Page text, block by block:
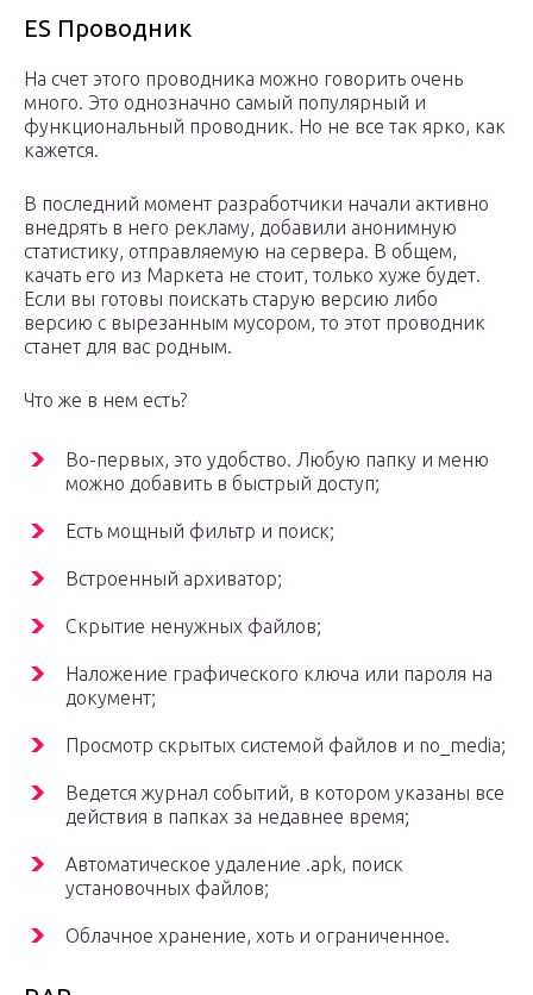
ES Проводник
На счет этого проводника можно говорить очень
много. Это однозначно самый популярный и
функциональный проводник. Но не все так ярко, как
кажется.
В последний момент разработчики начали активно
внедрять в него рекламу, добавили анонимную
статистику, отправляемую на сервера. В общем,
качать его из Маркета не стоит, только хуже будет.
Если вы готовы поискать старую версию либо
версию с вырезанным мусором, то этот проводник
станет для вас родным.
Что же в нем есть?
Во-первых, это удобство. Любую папку и меню
можно добавить в быстрый доступ;
Есть мощный фильтр и поиск;
Встроенный архиватор;
Скрытие ненужных файлов;
Наложение графического ключа или пароля на
документ;
Просмотр скрытых системой файлов и no_media;
Ведется журнал событий, в котором указаны все
действия в папках за недавнее время;
Автоматическое удаление .apk, поиск
установочных файлов;
Облачное хранение, хоть и ограниченное.